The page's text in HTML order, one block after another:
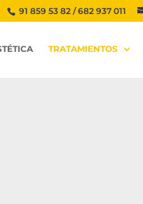
91 859 53 82 / 682 937 011
TRATAMIENTOS